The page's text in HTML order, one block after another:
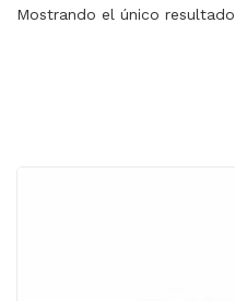
Mostrando el único resultado